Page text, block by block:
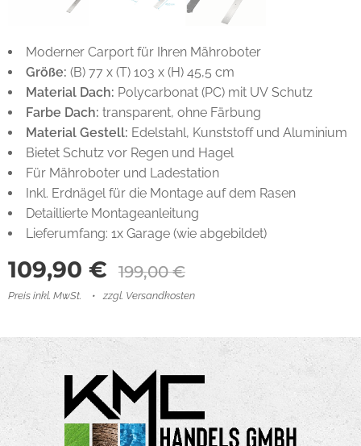
Moderner Carport für Ihren Mähroboter
Größe: (B) 77 x (T) 103 x (H) 45,5 cm
Material Dach: Polycarbonat (PC) mit UV Schutz
Farbe Dach: transparent, ohne Färbung
Material Gestell: Edelstahl, Kunststoff und Aluminium
Bietet Schutz vor Regen und Hagel
Für Mähroboter und Ladestation
Inkl. Erdnägel für die Montage auf dem Rasen
Detaillierte Montageanleitung
Lieferumfang: 1x Garage (wie abgebildet)
109,90 € 199,00€
Preis inkl. MwSt. zzgl. Versandkosten